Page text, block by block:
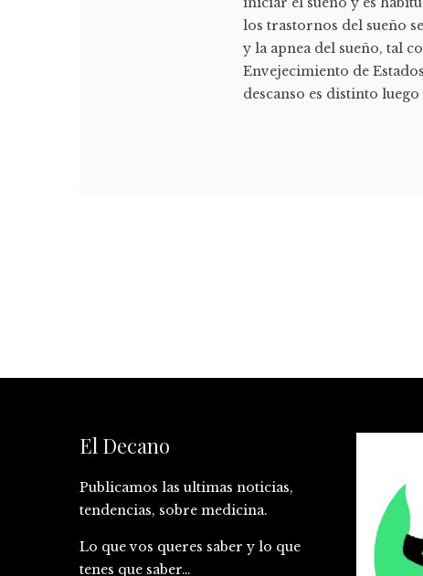
los trastornos del sueño
y la apnea del sueño, tal
Envejecimiento de
descanso es distinto
El Decano
Publicamos las ultimas noticias,
tendencias, sobre medicina.
Lo que vos queres saber y lo que
tenes que saber…